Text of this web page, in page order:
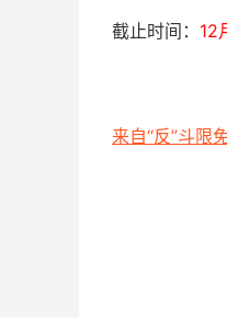
截止时间： 12
来自“反”斗限